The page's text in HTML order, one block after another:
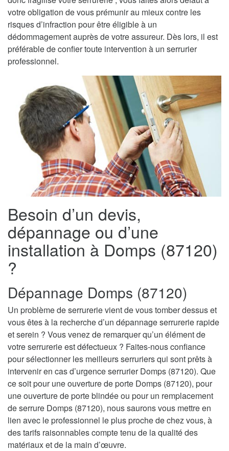
votre obligation de vous prémunir au mieux contre les
risques d’infraction pour être éligible à un
dédommagement auprès de votre assureur. Dès lors, il est
préférable de confier toute intervention à un serrurier
professionnel.
Besoin d’un devis,
dépannage ou d’une
installation à Domps (87120)
?
Dépannage Domps (87120)
Un problème de serrurerie vient de vous tomber dessus et
vous êtes à la recherche d’un dépannage serrurerie rapide
et serein ? Vous venez de remarquer qu’un élément de
votre serrurerie est défectueux ? Faites-nous confiance
pour sélectionner les meilleurs serruriers qui sont prêts à
intervenir en cas d’urgence serrurier Domps (87120). Que
ce soit pour une ouverture de porte Domps (87120), pour
une ouverture de porte blindée ou pour un remplacement
de serrure Domps (87120), nous saurons vous mettre en
lien avec le professionnel le plus proche de chez vous, à
des tarifs raisonnables compte tenu de la qualité des
matériaux et de la main d’œuvre.